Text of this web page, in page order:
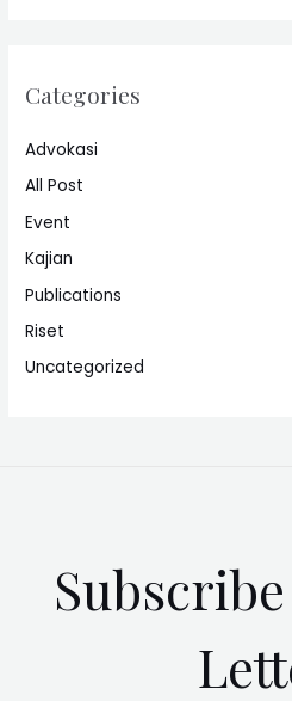
Categories
Advokasi
All Post
Event
Kajian
Publications
Riset
Uncategorized